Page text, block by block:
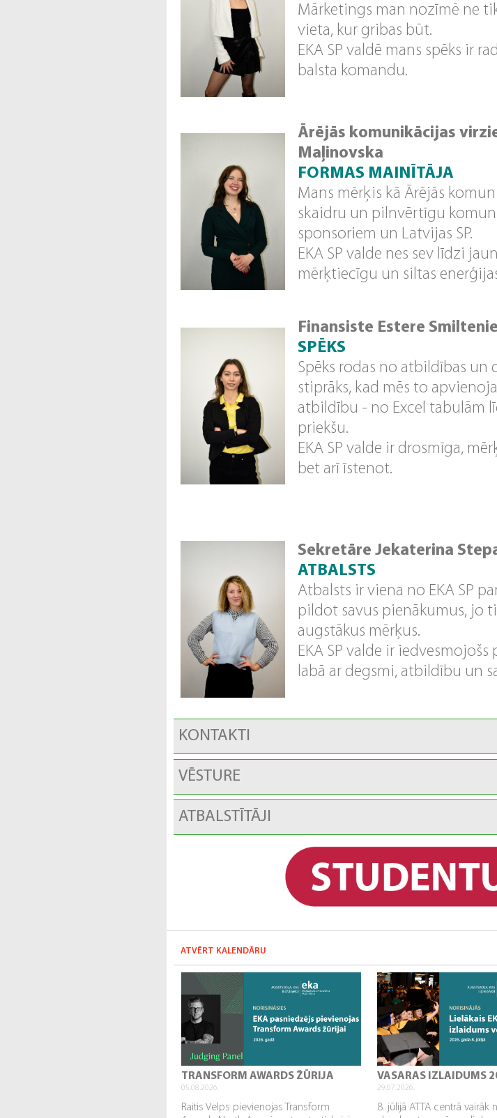
Mārketings man nozīmē ne
vieta, kur gribas būt.
EKA SP valdē mans spēks ir
balsta komandu.
Ārējās komunikācijas
Maļinovska
FORMAS MAINĪTĀJA
Mans mērķis kā Ārējās
skaidru un pilnvērtīgu
sponsoriem un Latvijas SP.
EKA SP valde nes sev līdzi
mērķtiecīgu un siltas
Finansiste Estere
SPĒKS
Spēks rodas no atbildības un
stiprāks, kad mēs to
atbildību - no Excel tabulām
priekšu.
EKA SP valde ir drosmīga,
bet arī īstenot.
Sekretāre Jekaterina
ATBALSTS
Atbalsts ir viena no EKA SP
pildot savus pienākumus, jo
augstākus mērķus.
EKA SP valde ir
labā ar degsmi, atbildību un
KONTAKTI
VĒSTURE
ATBALSTĪTĀJI
ATVĒRT KALENDĀRU
TRANSFORM AWARDS ŽŪRIJA
05.08.2026.
Raitis Velps pievienojas Transform
VASARAS IZLAIDUMS
29.07.2026.
8. jūlijā ATTA centrā vairāk